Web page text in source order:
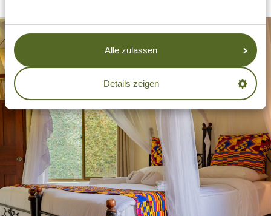
Alle zulassen
Details zeigen